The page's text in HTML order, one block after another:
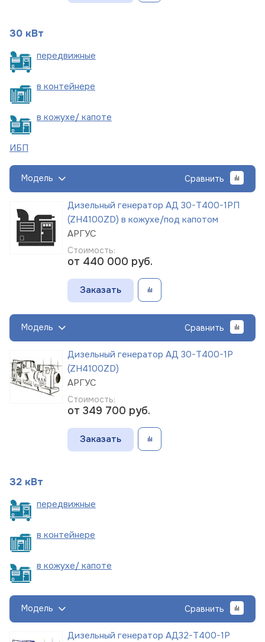
30 кВт
передвижные
в контейнере
в кожухе/ капоте
ИБП
Модель Сравнить
Дизельный генератор АД 30-Т400-1РП
(ZH4100ZD) в кожухе/под капотом
АРГУС
Стоимость:
от 440 000 руб.
Заказать
Модель Сравнить
Дизельный генератор АД 30-Т400-1Р
(ZH4100ZD)
АРГУС
Стоимость:
от 349 700 руб.
Заказать
32 кВт
передвижные
в контейнере
в кожухе/ капоте
Модель Сравнить
Дизельный генератор АД32-Т400-1Р